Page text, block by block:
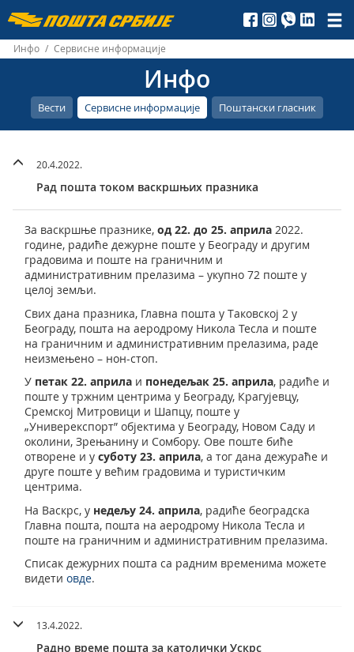
Пошта
Србије
д.о.о.
Инфо / Сервисне информације
Инфо
Вести Сервисне информације Поштански гласник
20.4.2022.
Рад пошта током васкршњих празника
За васкршње празнике, од 22. до 25. априла 2022.
године, радиће дежурне поште у Београду и другим
градовима и поште на граничним и
административним прелазима – укупно 72 поште у
целој земљи.
Свих дана празника, Главна пошта у Таковској 2 у
Београду, пошта на аеродрому Никола Тесла и поштe
на граничним и административним прелазима, радe
неизмењено – нон-стоп.
У петак 22. априла и понедељак 25. априла, радиће и
поште у тржним центрима у Београду, Крагујевцу,
Сремској Митровици и Шапцу, поште у
„Универекспорт” објектима у Београду, Новом Саду и
околини, Зрењанину и Сомбору. Ове поште биће
отворене и у суботу 23. априла, а тог дана дежураће и
друге поште у већим градовима и туристичким
центрима.
На Васкрс, у недељу 24. априла, радиће београдска
Главна пошта, пошта на аеродрому Никола Тесла и
поште на граничним и административним прелазима.
Списак дежурних пошта са радним временима можете
видети овде.
13.4.2022.
Радно време пошта за католички Ускрс